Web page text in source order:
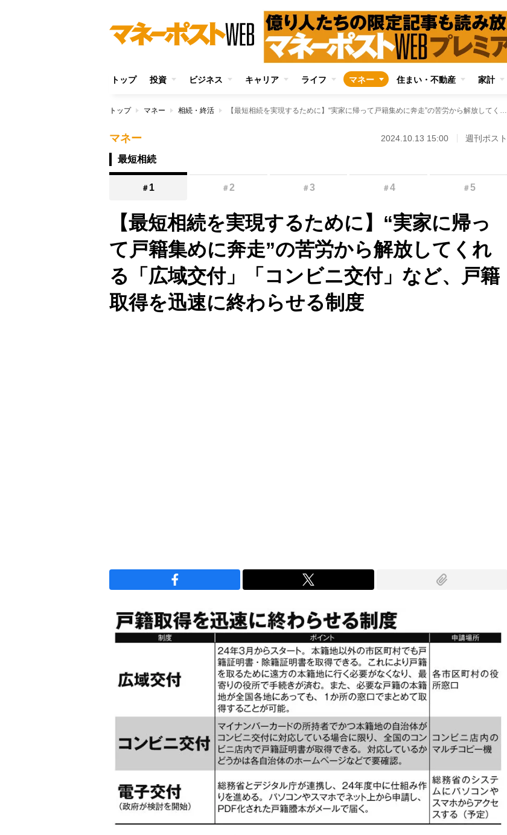
トップ 投資 ビジネス キャリア ライフ マネー 住まい・不動産 家計
トップ マネー 相続・終活 【最短相続を実現するために】“実家に帰って戸籍集めに奔走”の苦労から解放してくれる「広域交付」「コンビニ交付」など、戸籍取得を迅速に終わらせる制度
マネー 2024.10.13 15:00 週刊ポスト
最短相続
＃ 1 ＃2 ＃3 ＃4 ＃5
【最短相続を実現するために】“実家に帰っ
て戸籍集めに奔走”の苦労から解放してくれ
る「広域交付」「コンビニ交付」など、戸籍
取得を迅速に終わらせる制度